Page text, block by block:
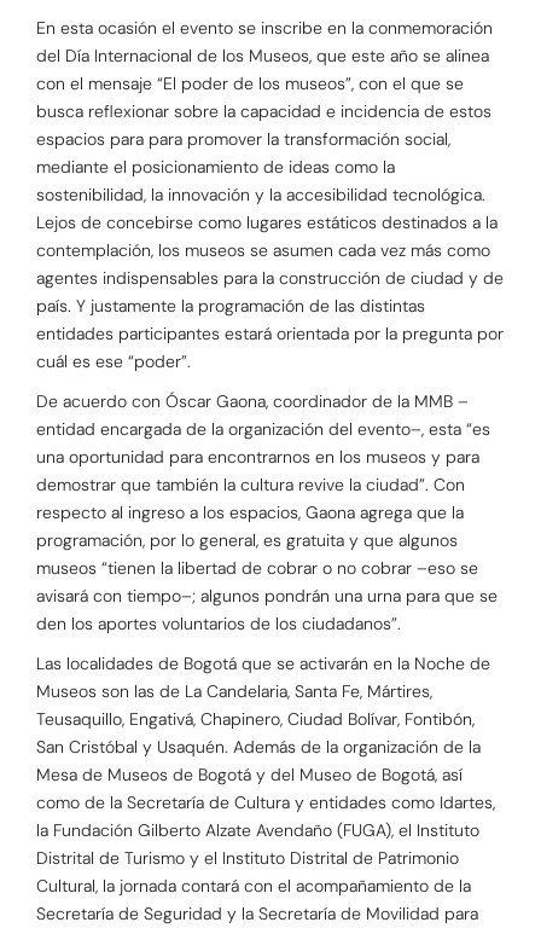
En esta ocasión el evento se inscribe en la conmemoración
del Día Internacional de los Museos, que este año se alinea
con el mensaje “El poder de los museos”, con el que se
busca reflexionar sobre la capacidad e incidencia de estos
espacios para para promover la transformación social,
mediante el posicionamiento de ideas como la
sostenibilidad, la innovación y la accesibilidad tecnológica.
Lejos de concebirse como lugares estáticos destinados a la
contemplación, los museos se asumen cada vez más como
agentes indispensables para la construcción de ciudad y de
país. Y justamente la programación de las distintas
entidades participantes estará orientada por la pregunta por
cuál es ese “poder”.
De acuerdo con Óscar Gaona, coordinador de la MMB –
entidad encargada de la organización del evento–, esta “es
una oportunidad para encontrarnos en los museos y para
demostrar que también la cultura revive la ciudad”. Con
respecto al ingreso a los espacios, Gaona agrega que la
programación, por lo general, es gratuita y que algunos
museos “tienen la libertad de cobrar o no cobrar –eso se
avisará con tiempo–; algunos pondrán una urna para que se
den los aportes voluntarios de los ciudadanos”.
Las localidades de Bogotá que se activarán en la Noche de
Museos son las de La Candelaria, Santa Fe, Mártires,
Teusaquillo, Engativá, Chapinero, Ciudad Bolívar, Fontibón,
San Cristóbal y Usaquén. Además de la organización de la
Mesa de Museos de Bogotá y del Museo de Bogotá, así
como de la Secretaría de Cultura y entidades como Idartes,
la Fundación Gilberto Alzate Avendaño (FUGA), el Instituto
Distrital de Turismo y el Instituto Distrital de Patrimonio
Cultural, la jornada contará con el acompañamiento de la
Secretaría de Seguridad y la Secretaría de Movilidad para